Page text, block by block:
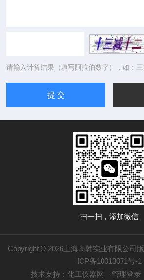
请输入计算结果（填写阿拉伯数字），如：
扫一扫，添加微信
Copyright © 2026上海岛韩实业有限公司
ICP备10013071号-1
技术支持： 化工仪器网 管理登录